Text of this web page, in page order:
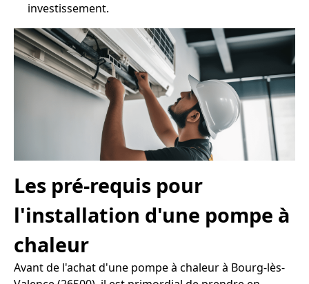
investissement.
Les pré-requis pour
l'installation d'une pompe à
chaleur
Avant de l'achat d'une pompe à chaleur à Bourg-lès-